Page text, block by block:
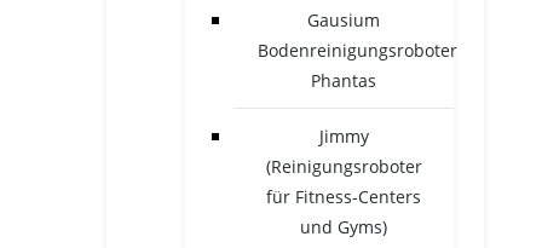
Gausium
Bodenreinigungsroboter
Phantas
Jimmy
(Reinigungsroboter
für Fitness-Centers
und Gyms)